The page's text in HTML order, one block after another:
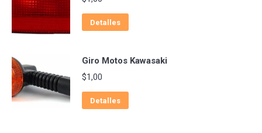
Detalles
Giro Motos Kawasaki
$1,00
Detalles